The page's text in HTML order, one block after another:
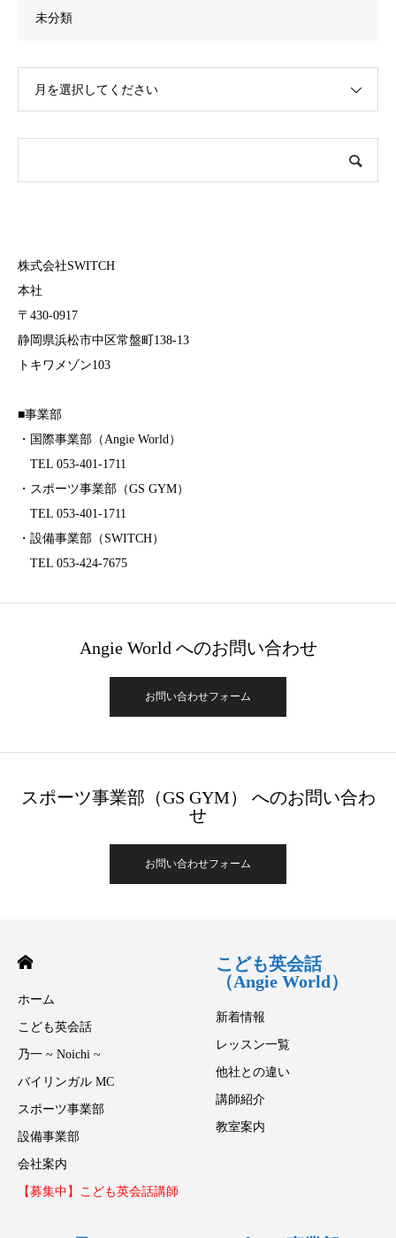
未分類
月を選択してください
株式会社SWITCH
本社
〒430-0917
静岡県浜松市中区常盤町138-13
トキワメゾン103
■事業部
・国際事業部（Angie World）
TEL 053-401-1711
・スポーツ事業部（GS GYM）
TEL 053-401-1711
・設備事業部（SWITCH）
TEL 053-424-7675
Angie World へのお問い合わせ
お問い合わせフォーム
スポーツ事業部（GS GYM） へのお問い合わ
せ
お問い合わせフォーム
ホーム
こども英会話
乃一 ~ Noichi ~
バイリンガル MC
スポーツ事業部
設備事業部
会社案内
【募集中】こども英会話講師
こども英会話
（Angie World）
新着情報
レッスン一覧
他社との違い
講師紹介
教室案内